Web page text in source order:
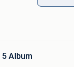
5 Album